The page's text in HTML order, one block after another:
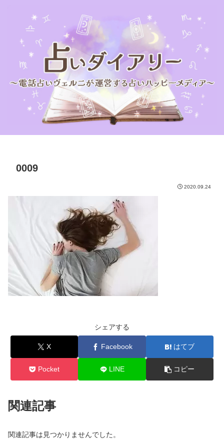
0009
2020.09.24
シェアする
X Facebook はてブ
Pocket LINE コピー
関連記事
関連記事は見つかりませんでした。